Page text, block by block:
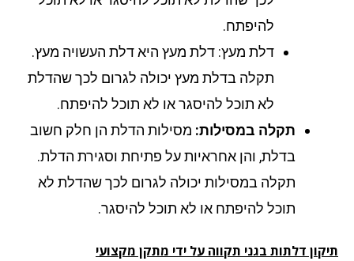
להיפתח.
דלת מעץ: דלת מעץ היא דלת העשויה מעץ.
תקלה בדלת מעץ יכולה לגרום לכך שהדלת
לא תוכל להיסגר או לא תוכל להיפתח.
תקלה במסילות:מסילות הדלת הן חלק חשוב
בדלת, והן אחראיות על פתיחת וסגירת הדלת.
תקלה במסילות יכולה לגרום לכך שהדלת לא
תוכל להיפתח או לא תוכל להיסגר.
דלתות בגני תקווה על ידימתקן מקצועי